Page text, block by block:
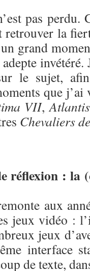
pas perdu.
la
grand
le sujet,
que
VII,Atlantis
Chevaliers
réflexion : la
aux
jeux vidéo :
jeux
interface
de texte,